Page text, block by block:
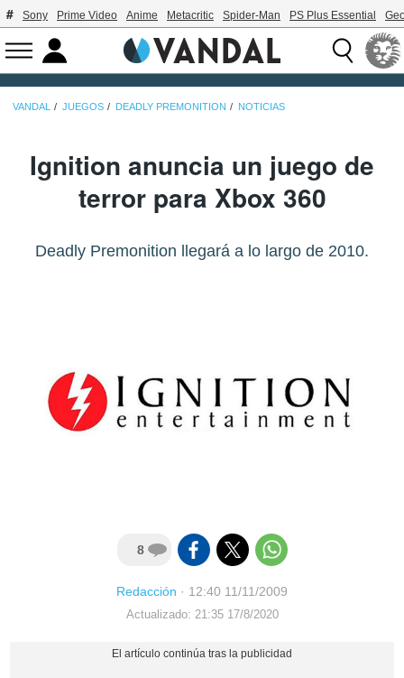
Sony Prime Video Anime Metacritic Spider-Man PS Plus Essential
VANDAL JUEGOS DEADLY PREMONITION NOTICIAS
Ignition anuncia un juego de
terror para Xbox 360
Deadly Premonition llegará a lo largo de 2010.
8
Redacción · 12:40 11/11/2009
Actualizado: 21:35 17/8/2020